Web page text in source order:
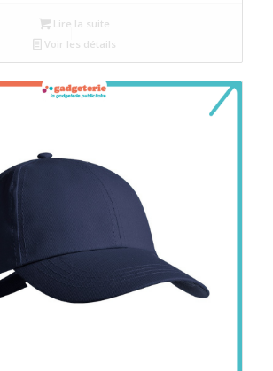
Lire la suite
Voir les détails